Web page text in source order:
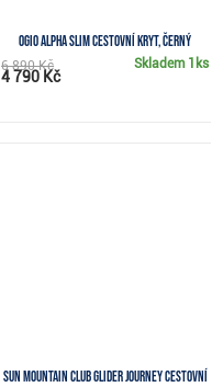
Ogio Alpha Slim cestovní kryt, černý
Skladem 1ks
6 890 Kč
4 790 Kč
Sun Mountain Club Glider Journey cestovní